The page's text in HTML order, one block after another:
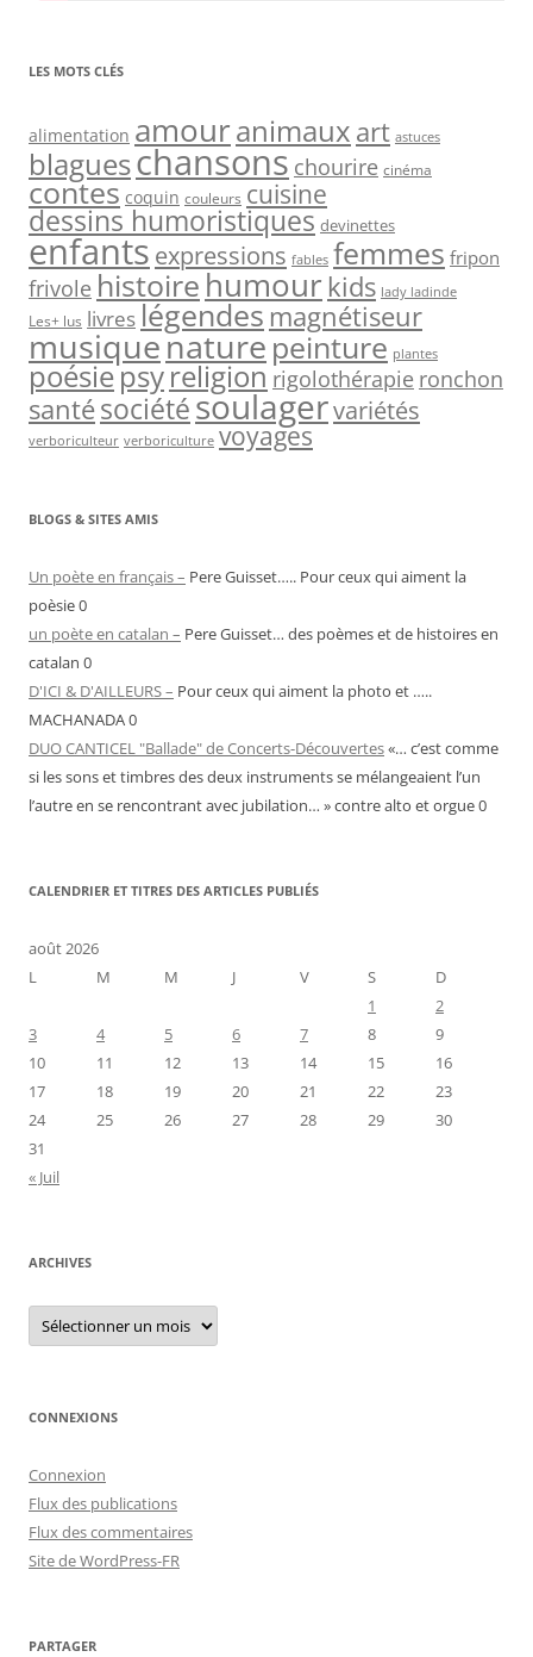
LES MOTS CLÉS
alimentation amouranimaux art astuces
blagueschansons chourire cinéma
contes coquin couleurs cuisine
dessins humoristiques devinettes
enfantsexpressions fables femmes fripon
frivole histoire humour kids lady ladinde
Les+ lus livreslégendes magnétiseur
musiquenature peinture plantes
poésiepsyreligion rigolothérapie ronchon
santésociétésoulagervariétés
verboriculteur verboriculture voyages
BLOGS & SITES AMIS
Un poète en français – Pere Guisset….. Pour ceux qui aiment la
poèsie 0
un poète en catalan – Pere Guisset… des poèmes et de histoires en
catalan 0
D'ICI & D'AILLEURS – Pour ceux qui aiment la photo et …..
MACHANADA 0
DUO CANTICEL "Ballade" de Concerts-Découvertes«… c’est comme
si les sons et timbres des deux instruments se mélangeaient l’un
l’autre en se rencontrant avec jubilation… » contre alto et orgue 0
CALENDRIER ET TITRES DES ARTICLES PUBLIÉS
août 2026
L
M M J V S
D
1
2
3
4 5 6 7 8
9
10
11 12 13 14 15
16
17
18 19 20 21 22
23
24
25 26 27 28 29
30
31
« Juil
ARCHIVES
Archives
CONNEXIONS
Connexion
Flux des publications
Flux des commentaires
Site de WordPress-FR
PARTAGER